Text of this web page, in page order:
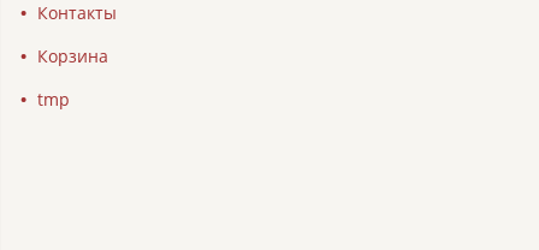
Контакты
Корзина
tmp